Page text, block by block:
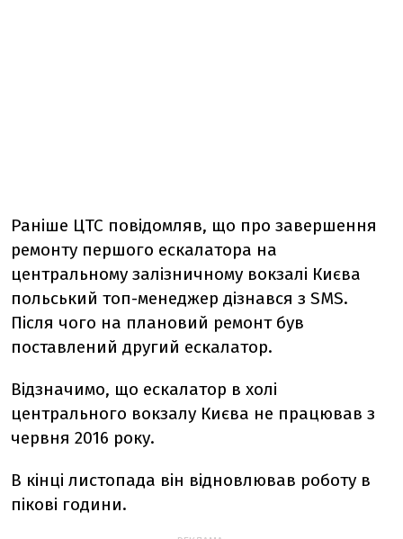
Раніше ЦТС повідомляв, що про завершення
ремонту першого ескалатора на
центральному залізничному вокзалі Києва
польський топ-менеджер дізнався з SMS.
Після чого на плановий ремонт був
поставлений другий ескалатор.
Відзначимо, що ескалатор в холі
центрального вокзалу Києва не працював з
червня 2016 року.
В кінці листопада він відновлював роботу в
пікові години.